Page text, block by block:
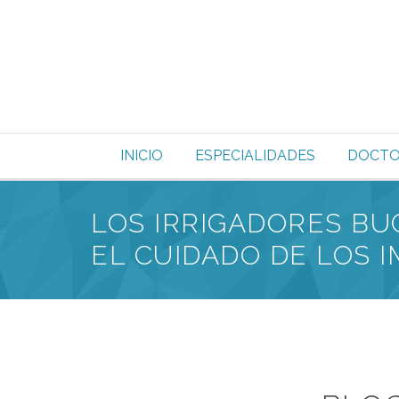
INICIO ESPECIALIDADES
LOS IRRIGADORES
EL CUIDADO DE LOS